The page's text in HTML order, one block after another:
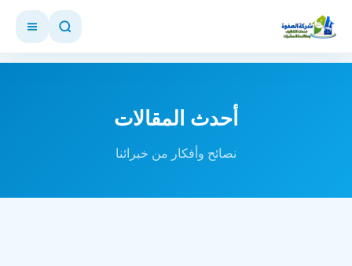
أحدث المقالات
نصائح وأفكار من خبرائنا